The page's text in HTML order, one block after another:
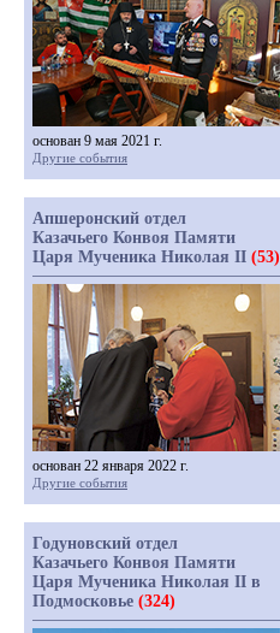
основан 9 мая 2021 г.
Другие события
Апшеронский отдел
Казачьего Конвоя Памяти
Царя Мученика Николая II (53)
основан 22 января 2022 г.
Другие события
Годуновский отдел
Казачьего Конвоя Памяти
Царя Мученика Николая II в
Подмосковье (324)